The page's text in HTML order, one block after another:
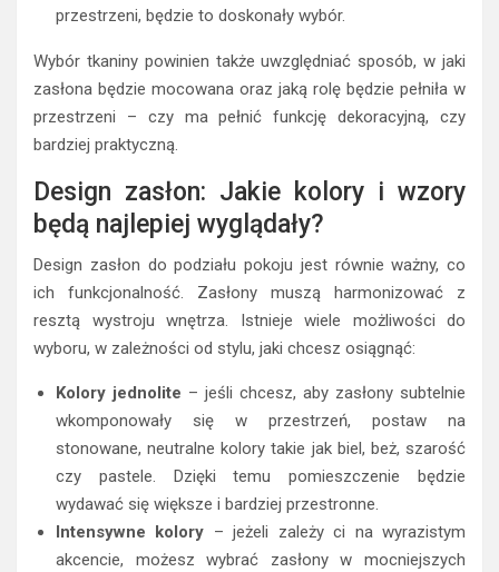
przestrzeni, będzie to doskonały wybór.
Wybór tkaniny powinien także uwzględniać sposób, w jaki
zasłona będzie mocowana oraz jaką rolę będzie pełniła w
przestrzeni – czy ma pełnić funkcję dekoracyjną, czy
bardziej praktyczną.
Design zasłon: Jakie kolory i wzory
będą najlepiej wyglądały?
Design zasłon do podziału pokoju jest równie ważny, co
ich funkcjonalność. Zasłony muszą harmonizować z
resztą wystroju wnętrza. Istnieje wiele możliwości do
wyboru, w zależności od stylu, jaki chcesz osiągnąć:
Kolory jednolite – jeśli chcesz, aby zasłony subtelnie
wkomponowały się w przestrzeń, postaw na
stonowane, neutralne kolory takie jak biel, beż, szarość
czy pastele. Dzięki temu pomieszczenie będzie
wydawać się większe i bardziej przestronne.
Intensywne kolory – jeżeli zależy ci na wyrazistym
akcencie, możesz wybrać zasłony w mocniejszych